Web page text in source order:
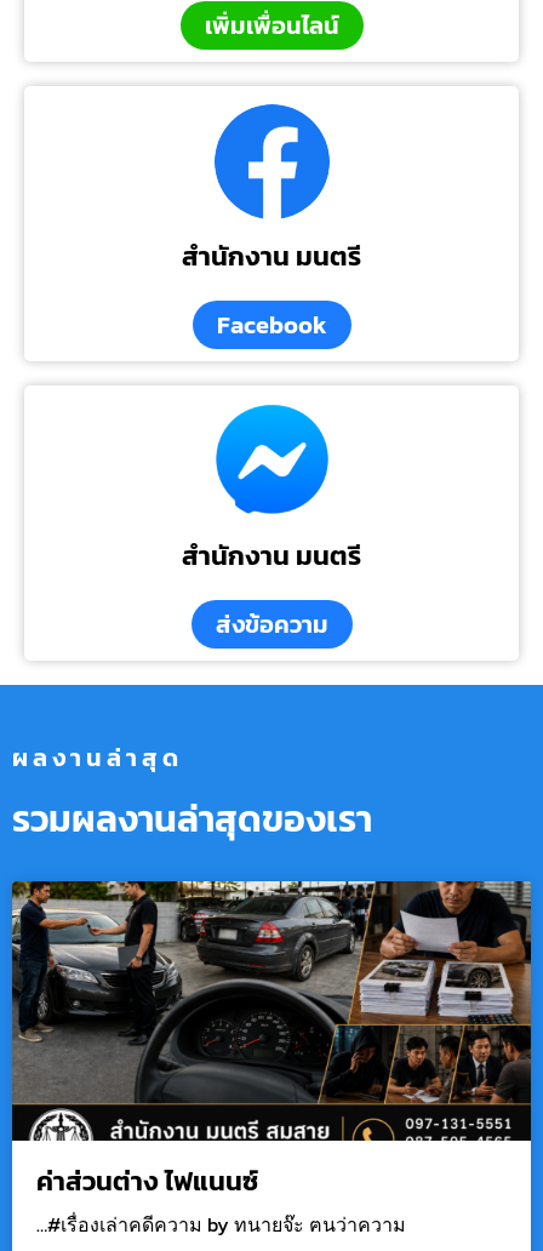
เพิ่มเพื่อนไลน์
สำนักงาน มนตรี
Facebook
สำนักงาน มนตรี
ส่งข้อความ
ผลงานล่าสุด
รวมผลงานล่าสุดของเรา
ค่าส่วนต่าง ไฟแนนซ์
…#เรื่องเล่าคดีความ by ทนายจ๊ะ ฅนว่าความ